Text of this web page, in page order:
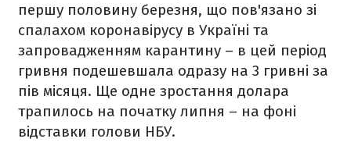
першу половину березня, що пов'язано зі
спалахом коронавірусу в Україні та
запровадженням карантину – в цей період
гривня подешевшала одразу на 3 гривні за
пів місяця. Ще одне зростання долара
трапилось на початку липня – на фоні
відставки голови НБУ.